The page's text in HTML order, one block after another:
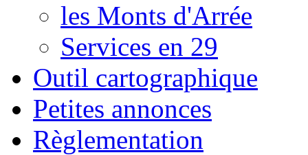
les Monts d'Arrée
Services en 29
Outil cartographique
Petites annonces
Règlementation